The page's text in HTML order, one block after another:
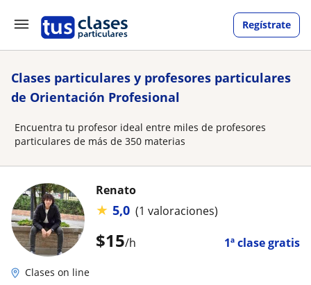
Regístrate
Clases particulares y profesores particulares
de Orientación Profesional
Encuentra tu profesor ideal entre miles de profesores
particulares de más de 350 materias
$15/h 1ª clase gratis
Renato
★ 5,0 (1 valoraciones)
Clases on line